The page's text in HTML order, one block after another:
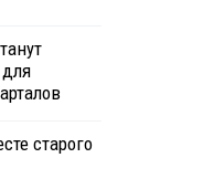
старого